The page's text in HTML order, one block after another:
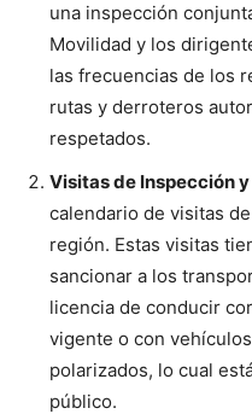
una inspección
Movilidad y los
las frecuencias de los
rutas y derroteros
respetados.
Visitas de Inspección
calendario de visitas
región. Estas visitas
sancionar a los
licencia de conducir
vigente o con
polarizados, lo cual
público.